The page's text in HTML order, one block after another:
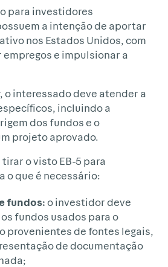
para investidores
a intenção de aportar
nos Estados Unidos, com
e impulsionar a
o interessado deve atender a
incluindo a
dos fundos e o
projeto aprovado.
o visto EB-5 para
o que é necessário:
fundos:o investidor deve
fundos usados para o
provenientes de fontes legais,
de documentação